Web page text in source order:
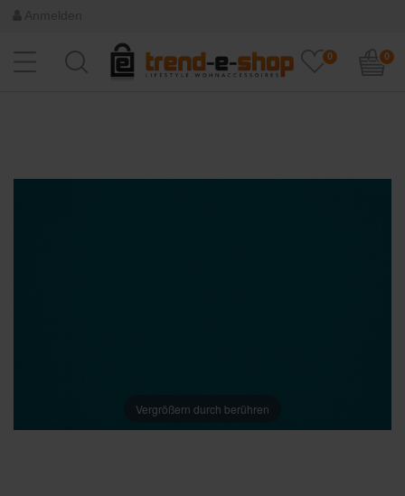
0 0
Vergrößern durch berühren